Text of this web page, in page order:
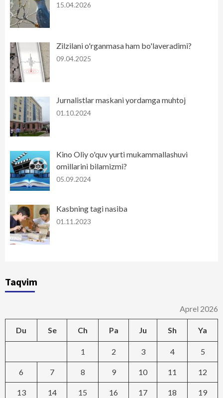
15.04.2026
Zilzilani o'rganmasa ham bo'laveradimi?
09.04.2025
Jurnalistlar maskani yordamga muhtoj
01.10.2024
Kino Oliy o'quv yurti mukammallashuvi
omillarini bilamizmi?
05.09.2024
Kasbning tagi nasiba
01.11.2023
Taqvim
Aprel 2026
Du Se Ch Pa Ju Sh Ya
1 2 3 4 5
6 7 8 9 10 11 12
13 14 15 16 17 18 19